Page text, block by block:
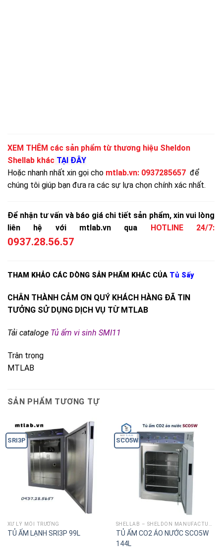
XEM THÊM các sản phẩm từ thương hiệu Sheldon
Shellab khác TẠI ĐÂY
Hoặc nhanh nhất xin gọi cho mtlab.vn: 0937285657 để
chúng tôi giúp bạn đưa ra các sự lựa chọn chính xác nhất.
Để nhận tư vấn và báo giá chi tiết sản phẩm, xin vui lòng
liên hệ với mtlab.vn qua
HOTLINE 24/7:
0937.28.56.57
THAM KHẢO CÁC DÒNG SẢN PHẨM KHÁC CỦA Tủ Sấy
CHÂN THÀNH CẢM ƠN QUÝ KHÁCH HÀNG ĐÃ TIN
TƯỞNG SỬ DỤNG DỊCH VỤ TỪ MTLAB
Tải cataloge Tủ ấm vi sinh SMI11
Trân trọng
MTLAB
SẢN PHẨM TƯƠNG TỰ
SRI3P
XỬ LÝ MÔI TRƯỜNG
TỦ ẤM LẠNH SRI3P 99L
SCO5W
SHELLAB – SHELDON MANUFACTURING
TỦ ẤM CO2 ÁO NƯỚC SCO5W
144L